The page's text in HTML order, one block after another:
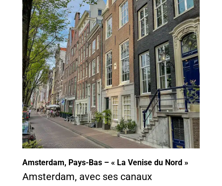
Amsterdam, Pays-Bas – « La Venise du Nord »
Amsterdam, avec ses canaux